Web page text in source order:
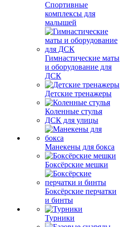
Спортивные
комплексы для
малышей
Гимнастические маты
и оборудование для
ДСК
Детские тренажеры
Коленные стулья
ДСК для улицы
Манекены для бокса
Боксёрские мешки
Боксёрские перчатки
и бинты
Турники